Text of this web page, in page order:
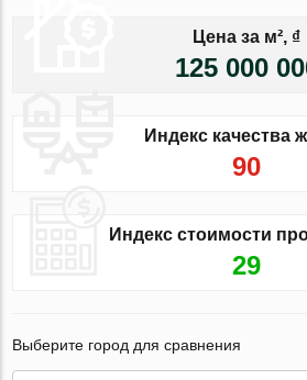
Цена за м², ₫
125 000
Индекс качества
90
Индекс стоимости
29
Выберите город для сравнения